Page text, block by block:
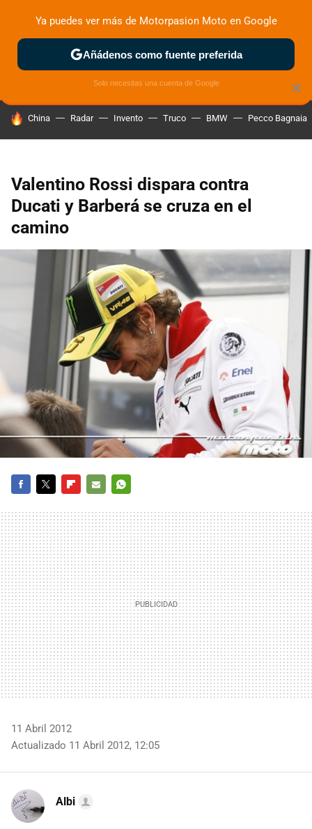
ZONA DE PRUEBAS DEPORTIVAS MOTOS ELÉCTRICAS
HOY SE HABLA DE
China Radar Invento Truco BMW Pecco Bagnaia
Valentino Rossi dispara contra
Ducati y Barberá se cruza en el
camino
MAIL
11 Abril 2012
Actualizado 11 Abril 2012, 12:05
Albi
×
Ya puedes ver más de Motorpasion Moto en Google
Añádenos como fuente preferida
Solo necesitas una cuenta de Google